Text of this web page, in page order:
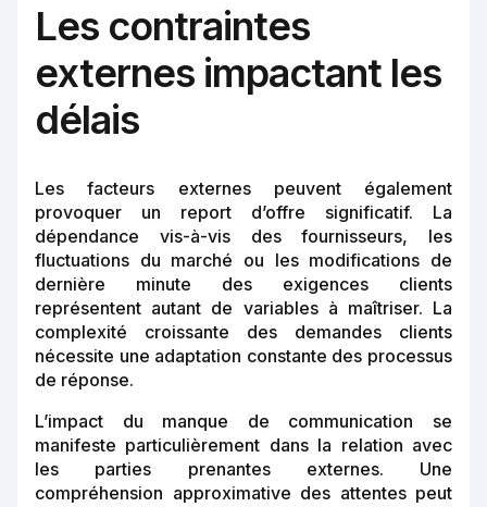
Les contraintes
externes impactant les
délais
Les facteurs externes peuvent également
provoquer un report d’offre significatif. La
dépendance vis-à-vis des fournisseurs, les
fluctuations du marché ou les modifications de
dernière minute des exigences clients
représentent autant de variables à maîtriser. La
complexité croissante des demandes clients
nécessite une adaptation constante des processus
de réponse.
L’impact du manque de communication se
manifeste particulièrement dans la relation avec
les parties prenantes externes. Une
compréhension approximative des attentes peut